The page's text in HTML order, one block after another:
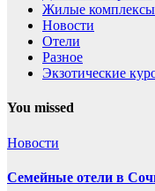
Жилые комплексы
Новости
Отели
Разное
Экзотические
You missed
Новости
Семейные отели в